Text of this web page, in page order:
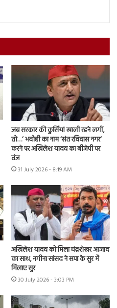
जब सरकार की कुर्सियां खाली रहने लगीं,
तो…’ भदोही का नाम ‘संत रविदास नगर’
करने पर अखिलेश यादव का बीजेपी पर
तंज
31 July 2026 - 8:19 AM
अखिलेश यादव को मिला चंद्रशेखर आजाद
का साथ, नगीना सांसद ने सपा के सुर में
मिलाए सुर
30 July 2026 - 3:03 PM